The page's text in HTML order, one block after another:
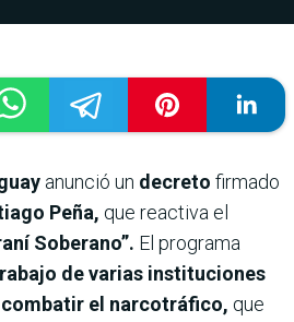
anunció un decreto firmado
Peña, que reactiva el
Soberano”. El programa
de varias instituciones
combatir el narcotráfico, que